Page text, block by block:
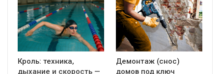
Кроль: техника,
дыхание и скорость —
Демонтаж (снос)
домов под ключ